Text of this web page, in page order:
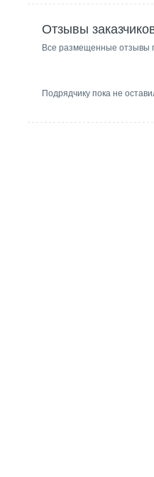
Отзывы
Все размещенные отзывы
Подрядчику пока не